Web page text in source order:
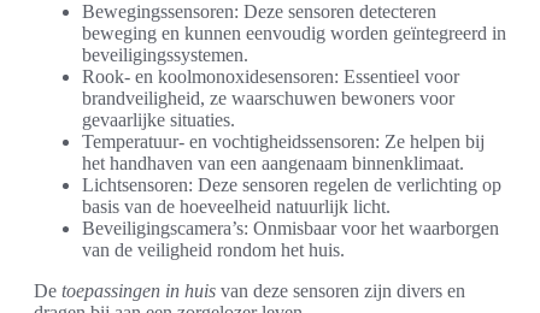
Bewegingssensoren: Deze sensoren detecteren
beweging en kunnen eenvoudig worden geïntegreerd in
beveiligingssystemen.
Rook- en koolmonoxidesensoren: Essentieel voor
brandveiligheid, ze waarschuwen bewoners voor
gevaarlijke situaties.
Temperatuur- en vochtigheidssensoren: Ze helpen bij
het handhaven van een aangenaam binnenklimaat.
Lichtsensoren: Deze sensoren regelen de verlichting op
basis van de hoeveelheid natuurlijk licht.
Beveiligingscamera’s: Onmisbaar voor het waarborgen
van de veiligheid rondom het huis.
De toepassingen in huis van deze sensoren zijn divers en